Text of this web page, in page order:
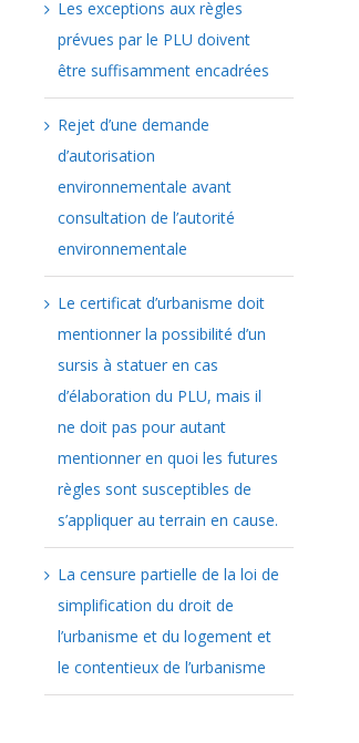
La censure partielle
de la loi de
simplification du
droit de l’urbanisme
et du logement et le
contentieux de
l’urbanisme
commentaire
Les exceptions aux règles
prévues par le PLU doivent
être suffisamment encadrées
Rejet d’une demande
d’autorisation
environnementale avant
consultation de l’autorité
environnementale
Le certificat d’urbanisme doit
mentionner la possibilité d’un
sursis à statuer en cas
d’élaboration du PLU, mais il
ne doit pas pour autant
mentionner en quoi les futures
règles sont susceptibles de
s’appliquer au terrain en cause.
La censure partielle de la loi de
simplification du droit de
l’urbanisme et du logement et
le contentieux de l’urbanisme